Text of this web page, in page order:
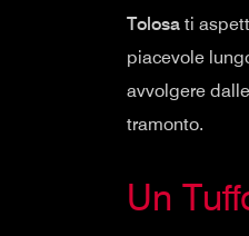
Tolosa ti
piacevole
avvolgere
tramonto.
Un